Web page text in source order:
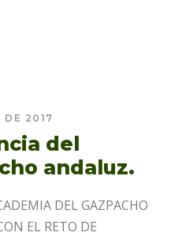
DE 2017
del
andaluz.
DEL GAZPACHO
EL RETO DE